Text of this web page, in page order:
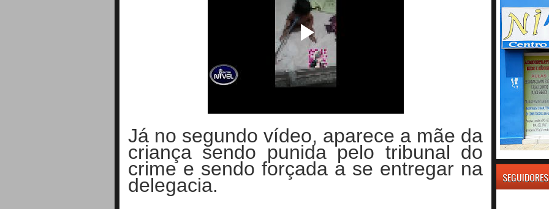
Já no segundo vídeo, aparece a mãe da
criança sendo punida pelo tribunal do
crime e sendo forçada a se entregar na
delegacia. SEGUIDORES